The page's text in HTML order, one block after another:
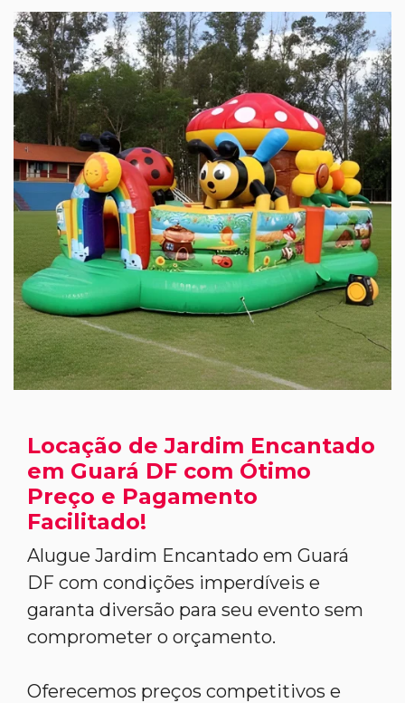
Locação de Jardim Encantado
em Guará DF com Ótimo
Preço e Pagamento
Facilitado!
Alugue Jardim Encantado em Guará
DF com condições imperdíveis e
garanta diversão para seu evento sem
comprometer o orçamento.
Oferecemos preços competitivos e